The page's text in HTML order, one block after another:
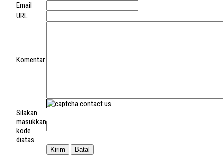
Email
URL
Komentar
Silakan
masukkan
kode
diatas